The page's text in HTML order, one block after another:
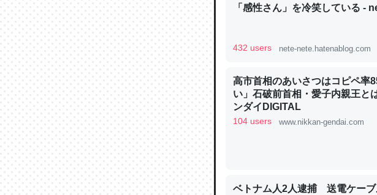
論文では「淡水はカルシウムも酸
は」とあって面白い。海にいる鋏
─ニュース :: 【研究発表】昆虫学の大問
これを元に考えるとカルシウムを
─ニュース :: 【研究発表】昆虫学の大問
「感性さん」を冷笑している -
432 users nete-nete.hatenablog.com
高市首相のあいさつはコピペ率
い」石破前首相・愛子内親王と
ンダイDIGITAL
104 users www.nikkan-gendai.com
ベトナム人2人逮捕 送電ケーブ